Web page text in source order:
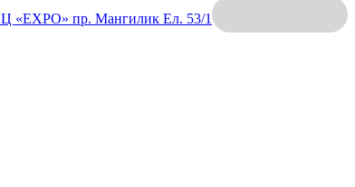
«EXPO» пр. Мангилик Ел. 53/1